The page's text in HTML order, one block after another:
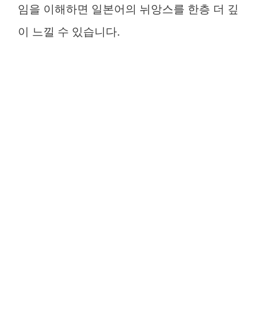
임을 이해하면 일본어의 뉘앙스를 한층 더 깊
이 느낄 수 있습니다.